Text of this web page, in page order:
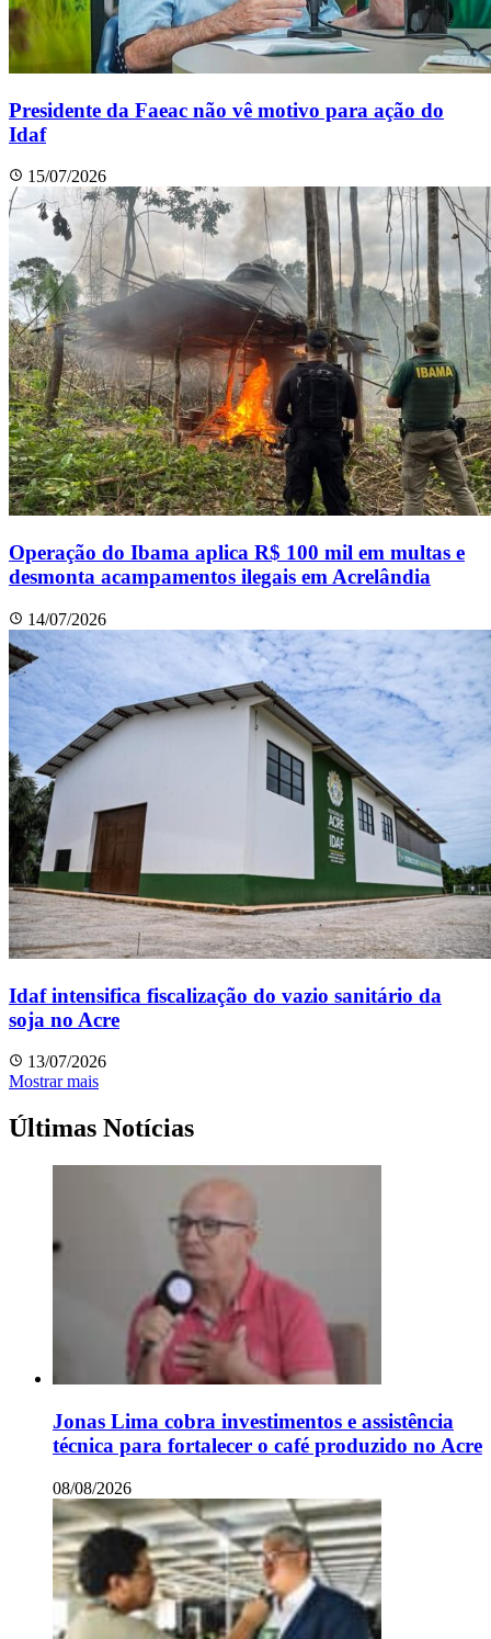
Presidente da Faeac não vê motivo para ação do
Idaf
15/07/2026
Operação do Ibama aplica R$ 100 mil em multas e
desmonta acampamentos ilegais em Acrelândia
14/07/2026
Idaf intensifica fiscalização do vazio sanitário da
soja no Acre
13/07/2026
Mostrar mais
Últimas Notícias
Jonas Lima cobra investimentos e assistência
técnica para fortalecer o café produzido no Acre
08/08/2026